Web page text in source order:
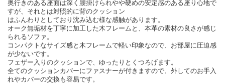
奥行きのある座面は深く腰掛けられやや硬めの安定感のある座り心地で
すが、それとは対照的に背のクッション
はふんわりとしており沈み込む様な感触があります。
オーク無垢材を丁寧に加工した木フレームと、本革の素材の良さが感じ
られるソファ。
コンパクトなサイズ感と木フレームで軽い印象なので、お部屋に圧迫感
が少ないです。
フェザー入りのクッションで、ゆったりとくつろげます。
全てのクッションカバーにファスナーが付きますので、外してのお手入
れやカバーの交換も容易です。